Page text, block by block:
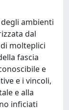
degli ambienti
dal
molteplici
fascia
e
e i vincoli,
e alla
inficiati